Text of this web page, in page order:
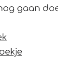
gaan